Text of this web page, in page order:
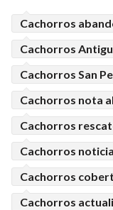
Cachorros
Cachorros
Cachorros San
Cachorros nota
Cachorros
Cachorros
Cachorros
Cachorros